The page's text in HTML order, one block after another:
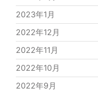
2023年1月
2022年12月
2022年11月
2022年10月
2022年9月